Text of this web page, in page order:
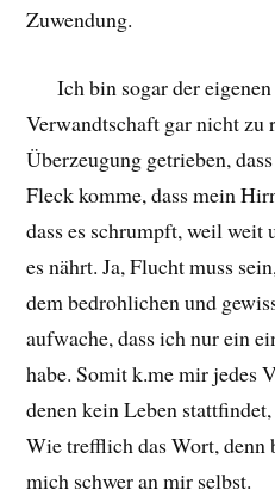
Zuwendung.
Ich bin sogar der
Verwandtschaft gar nicht zu
Überzeugung getrieben,
Fleck komme, dass mein
dass es schrumpft, weil
es nährt. Ja, Flucht muss
dem bedrohlichen und
aufwache, dass ich nur ein
habe. Somit k.me mir jedes
denen kein Leben
Wie trefflich das Wort, denn
mich schwer an mir selbst.